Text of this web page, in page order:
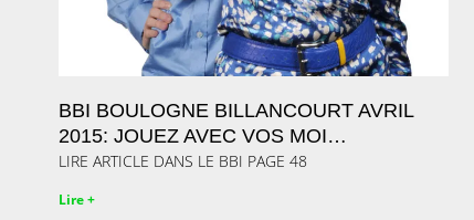
BBI BOULOGNE BILLANCOURT AVRIL
2015: JOUEZ AVEC VOS MOI…
LIRE ARTICLE DANS LE BBI PAGE 48
Lire +